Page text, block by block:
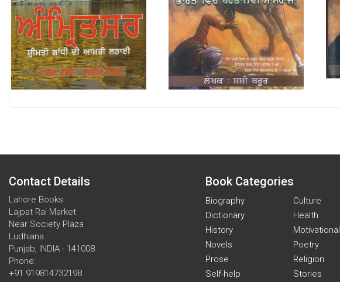
Contact Details
Lahore Books
Lajpat Rai Market
Near Society Plaza
Ludhiana
Punjab, INDIA - 141008
Phone:
+91 919814732198
Book Categories
Biography
Culture
Dictionary
Health
History
Motivational
Novels
Poetry
Prose
Religion
Self-help
Stories